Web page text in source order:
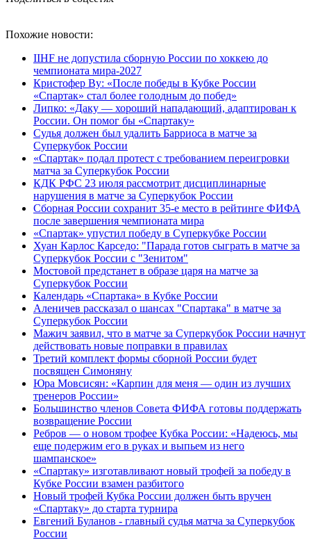
Похожие новости:
IIHF не допустила сборную России по хоккею до
чемпионата мира‑2027
Кристофер Ву: «После победы в Кубке России
«Спартак» стал более голодным до побед»
Липко: «Даку — хороший нападающий, адаптирован к
России. Он помог бы «Спартаку»
Судья должен был удалить Барриоса в матче за
Суперкубок России
«Спартак» подал протест с требованием переигровки
матча за Суперкубок России
КДК РФС 23 июля рассмотрит дисциплинарные
нарушения в матче за Суперкубок России
Сборная России сохранит 35-е место в рейтинге ФИФА
после завершения чемпионата мира
«Спартак» упустил победу в Суперкубке России
Хуан Карлос Карседо: "Парада готов сыграть в матче за
Суперкубок России с "Зенитом"
Мостовой предстанет в образе царя на матче за
Суперкубок России
Календарь «Спартака» в Кубке России
Аленичев рассказал о шансах "Спартака" в матче за
Суперкубок России
Мажич заявил, что в матче за Суперкубок России начнут
действовать новые поправки в правилах
Третий комплект формы сборной России будет
посвящен Симоняну
Юра Мовсисян: «Карпин для меня — один из лучших
тренеров России»
Большинство членов Совета ФИФА готовы поддержать
возвращение России
Ребров — о новом трофее Кубка России: «Надеюсь, мы
еще подержим его в руках и выпьем из него
шампанское»
«Спартаку» изготавливают новый трофей за победу в
Кубке России взамен разбитого
Новый трофей Кубка России должен быть вручен
«Спартаку» до старта турнира
Евгений Буланов - главный судья матча за Суперкубок
России